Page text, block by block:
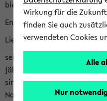
bielefeld.de an den Verteiler
English version below
Liebe Studierende,
seit 2023 verleiht das
jährlich den
sind herzlich eingeladen
Nachhaltigkeitsbüro zu
Wirkung für die
finden Sie auch
verwendeten Cookies
Alle
Nur